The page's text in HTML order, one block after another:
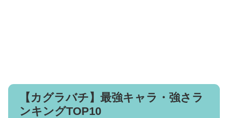
【カグラバチ】最強キャラ・強さラ
ンキングTOP10